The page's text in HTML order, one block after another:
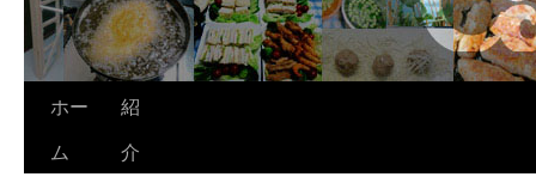
ホー
ム
紹
介